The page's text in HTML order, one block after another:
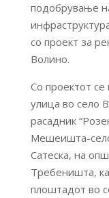
подобрување
со проект за
Волино.
Со проектот се
улица во село
расадник
Мешеишта-
Сатеска, на
Требеништа,
плоштадот во